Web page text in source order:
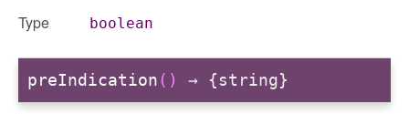
Type boolean
preIndication() → {string}